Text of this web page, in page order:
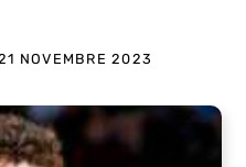
NOVEMBRE 2023